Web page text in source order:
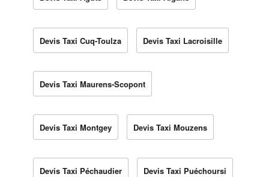
Devis Taxi Cuq-Toulza Devis Taxi Lacroisille
Devis Taxi Maurens-Scopont
Devis Taxi Montgey Devis Taxi Mouzens
Devis Taxi Péchaudier Devis Taxi Puéchoursi